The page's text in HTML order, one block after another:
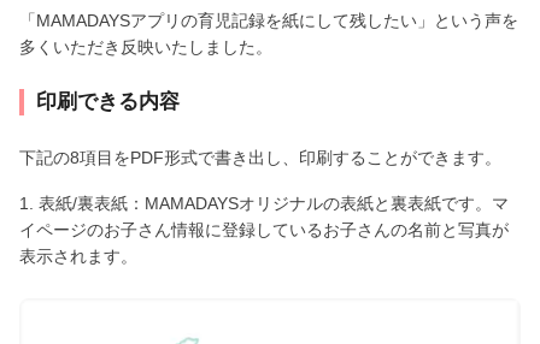
「MAMADAYSアプリの育児記録を紙にして残したい」という声を
多くいただき反映いたしました。
印刷できる内容
下記の8項目をPDF形式で書き出し、印刷することができます。
1. 表紙/裏表紙：MAMADAYSオリジナルの表紙と裏表紙です。マ
イページのお子さん情報に登録しているお子さんの名前と写真が
表示されます。